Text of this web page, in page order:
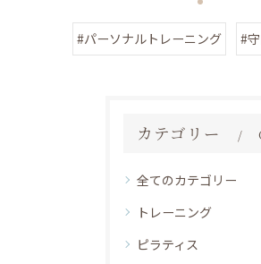
#パーソナルトレーニング #
カテゴリー
全てのカテゴリー
トレーニング
ピラティス